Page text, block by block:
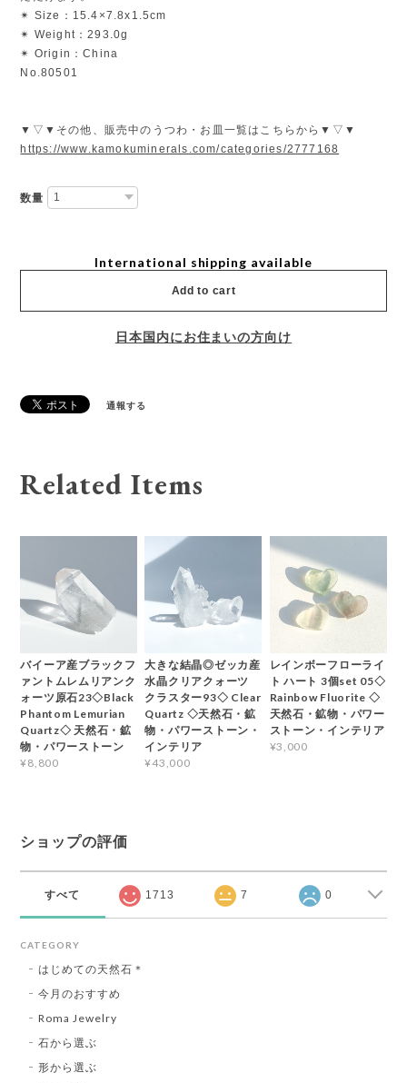
✴︎ Size：15.4×7.8x1.5cm
✴︎ Weight：293.0g
✴︎ Origin：China
No.80501
▼▽▼その他、販売中のうつわ・お皿一覧はこちらから▼▽▼
https://www.kamokuminerals.com/categories/2777168
数量
International shipping available
Add to cart
日本国内にお住まいの方向け
通報する
Related Items
バイーア産ブラックフ
ァントムレムリアンク
ォーツ原石23◇Black
Phantom Lemurian
Quartz◇ 天然石・鉱
物・パワーストーン
¥8,800
大きな結晶◎ゼッカ産
水晶クリアクォーツ
クラスター93◇ Clear
Quartz ◇天然石・鉱
物・パワーストーン・
インテリア
¥43,000
レインボーフローライ
ト ハート 3個set 05◇
Rainbow Fluorite ◇
天然石・鉱物・パワー
ストーン・インテリア
¥3,000
ショップの評価
すべて 1713 7 0
CATEGORY
はじめての天然石＊
今月のおすすめ
Roma Jewelry
石から選ぶ
形から選ぶ